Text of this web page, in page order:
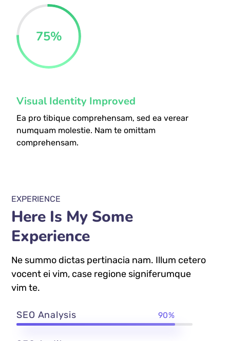
75%
Visual Identity Improved
Ea pro tibique comprehensam, sed ea verear
numquam molestie. Nam te omittam
comprehensam.
EXPERIENCE
Here Is My Some
Experience
Ne summo dictas pertinacia nam. Illum cetero
vocent ei vim, case regione signiferumque
vim te.
SEO Analysis 90%